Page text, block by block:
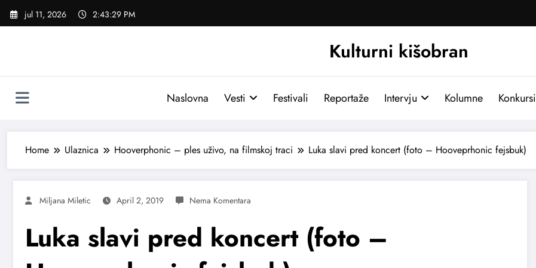
Skoči
jul 11, 2026 2:43:30 PM
Kulturni kišobran
Naslovna Vesti Festivali Reportaže Intervju Kolumne Konkursi
Home Ulaznica Hooverphonic – ples uživo, na filmskoj traci Luka slavi pred koncert (foto – Hooveprhonic fejsbuk)
Miljana Miletic April 2, 2019
Luka slavi pred koncert (foto –